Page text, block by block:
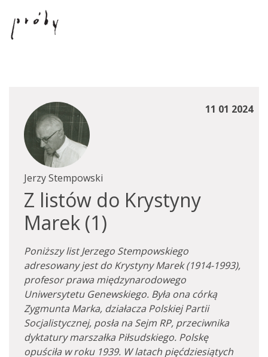
11 01 2024
Jerzy Stempowski
Z listów do Krystyny
Marek (1)
Poniższy list Jerzego Stempowskiego
adresowany jest do Krystyny Marek (1914-1993),
profesor prawa międzynarodowego
Uniwersytetu Genewskiego. Była ona córką
Zygmunta Marka, działacza Polskiej Partii
Socjalistycznej, posła na Sejm RP, przeciwnika
dyktatury marszałka Piłsudskiego. Polskę
opuściła w roku 1939. W latach pięćdziesiątych